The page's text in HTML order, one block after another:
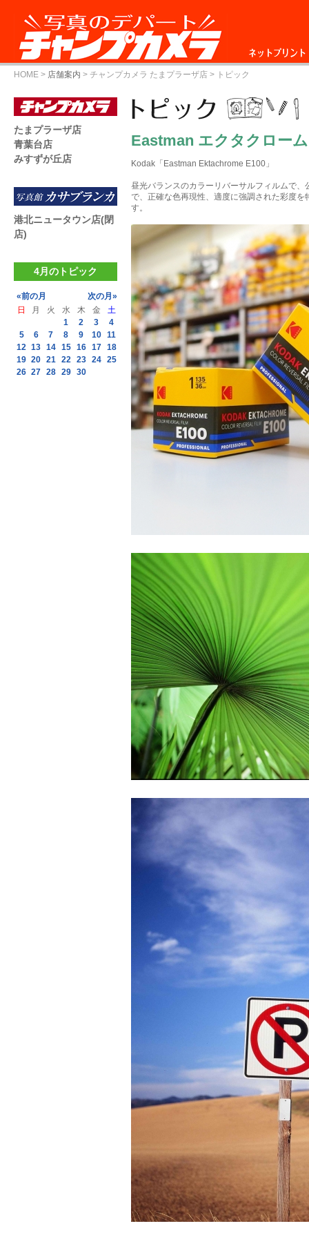
ネットプリント
HOME > 店舗案内 > チャンプカメラ たまプラーザ店 > トピック
Eastman エクタクロー
Kodak「Eastman Ektachrome E100」
昼光バランスのカラーリバーサルフィルムで
で、正確な色再現性、適度に強調された彩度
す。
たまプラーザ店
青葉台店
みすずが丘店
港北ニュータウン店(閉
店)
4月のトピック
«前の月
次の月»
日
月 火 水 木 金
土
1
2 3
4
5
6 7 8 9 10
11
12 13 14 15 16 17 18
19 20 21 22 23 24 25
26 27 28 29 30